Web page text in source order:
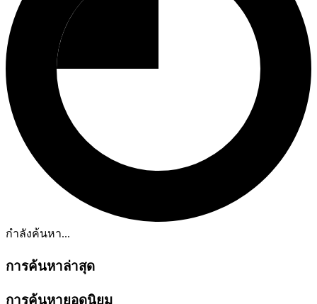
กำลังค้นหา...
การค้นหาล่าสุด
การค้นหายอดนิยม